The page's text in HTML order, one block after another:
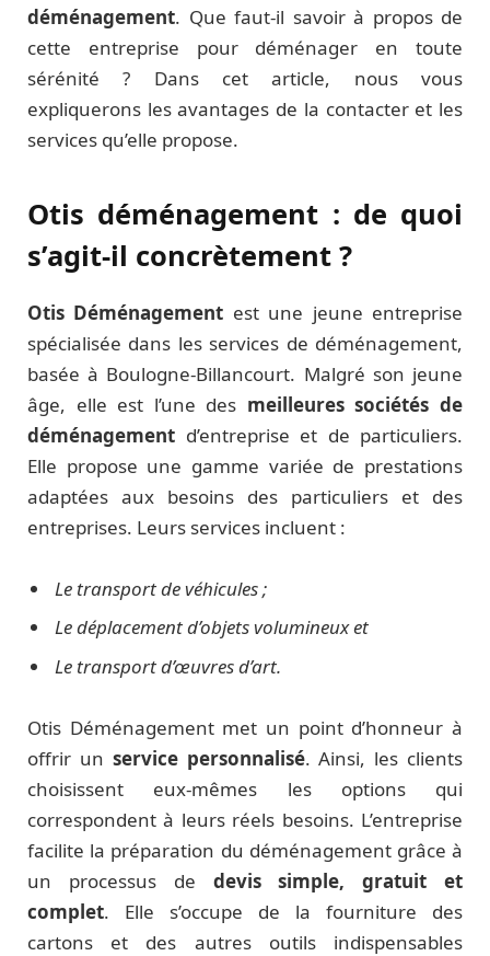
déménagement. Que faut-il savoir à propos de
cette entreprise pour déménager en toute
sérénité ? Dans cet article, nous vous
expliquerons les avantages de la contacter et les
services qu’elle propose.
Otis déménagement : de quoi
s’agit-il concrètement ?
Otis Déménagement est une jeune entreprise
spécialisée dans les services de déménagement,
basée à Boulogne-Billancourt. Malgré son jeune
âge, elle est l’une des meilleures sociétés de
déménagement d’entreprise et de particuliers.
Elle propose une gamme variée de prestations
adaptées aux besoins des particuliers et des
entreprises. Leurs services incluent :
Le transport de véhicules ;
Le déplacement d’objets volumineux et
Le transport d’œuvres d’art.
Otis Déménagement met un point d’honneur à
offrir un service personnalisé. Ainsi, les clients
choisissent eux-mêmes les options qui
correspondent à leurs réels besoins. L’entreprise
facilite la préparation du déménagement grâce à
un processus de devis simple, gratuit et
complet. Elle s’occupe de la fourniture des
cartons et des autres outils indispensables